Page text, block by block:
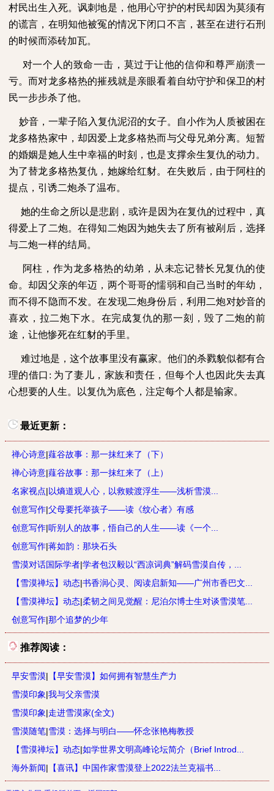
村民出生入死。讽刺地是，他用心守护的村民却因为莫须有
的谎言，在明知他被冤的情况下闭口不言，甚至在进行石刑
的时候而添砖加瓦。
对一个人的致命一击，莫过于让他的信仰和尊严崩溃一
亏。而对龙多格热的摧残就是亲眼看着自幼守护和保卫的村
民一步步杀了他。
妙音，一辈子陷入复仇泥沼的女子。自小作为人质被困在
龙多格热家中，却因爱上龙多格热而与父母兄弟分离。短暂
的婚姻是她人生中幸福的时刻，也是支撑余生复仇的动力。
为了替龙多格热复仇，她嫁给红豺。在失败后，由于阿柱的
提点，引诱二炮杀了温布。
她的生命之所以是悲剧，或许是因为在复仇的过程中，真
得爱上了二炮。在得知二炮因为她失去了所有被剐后，选择
与二炮一样的结局。
阿柱，作为龙多格热的幼弟，从未忘记替长兄复仇的使
命。却因父亲的年迈，两个哥哥的懦弱和自己当时的年幼，
而不得不隐而不发。在发现二炮身份后，利用二炮对妙音的
喜欢，拉二炮下水。在完成复仇的那一刻，毁了二炮的前
途，让他惨死在红豺的手里。
难过地是，这个故事里没有赢家。他们的杀戮貌似都有合
理的借口 : 为了妻儿，家族和责任，但每个人也因此失去真
心想要的人生。以复仇为底色，注定每个人都是输家。
最近更新：
禅心诗意|薤谷故事：那一抹红来了（下）
禅心诗意|薤谷故事：那一抹红来了（上）
名家视点|以熵道观人心，以救赎渡浮生——浅析雪漠...
创意写作|父母要托举孩子——读《纹心者》有感
创意写作|听别人的故事，悟自己的人生——读《一个...
创意写作|蒋如韵：那块石头
雪漠对话国际学者|学者包汉毅以“西凉词典”解码雪漠自传，...
【雪漠禅坛】动态|书香润心灵、阅读启新知——广州市香巴文...
【雪漠禅坛】动态|柔韧之间见觉醒：尼泊尔博士生对谈雪漠笔...
创意写作|那个追梦的少年
推荐阅读：
早安雪漠| 【早安雪漠】如何拥有智慧生产力
雪漠印象|我与父亲雪漠
雪漠印象|走进雪漠家(全文)
雪漠随笔|雪漠：选择与明白——怀念张艳梅教授
【雪漠禅坛】动态|如学世界文明高峰论坛简介（Brief Introd...
海外新闻| 【喜讯】中国作家雪漠登上2022法兰克福书...